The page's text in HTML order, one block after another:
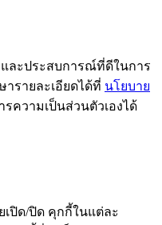
ละประสบการณ์ที่ดีในการ
รายละเอียดได้ที่ นโยบาย
ความเป็นส่วนตัวเองได้
ปิด/ปิด คุกกี้ในแต่ละ